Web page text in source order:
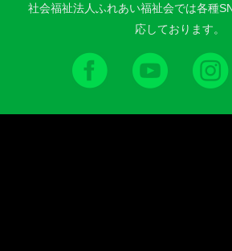
社会福祉法人ふれあい福祉会では各種
応しております。